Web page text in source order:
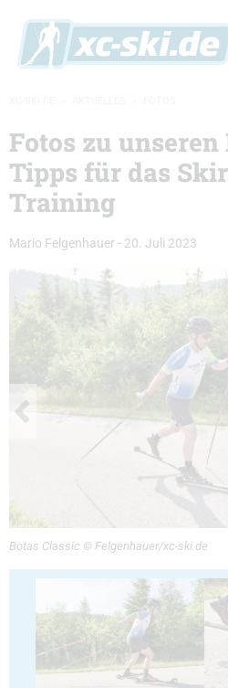
Fotos zu
Tipps für das
Training
Mario Felgenhauer - 20. Juli 2023
Botas Classic © Felgenhauer/xc-ski.de